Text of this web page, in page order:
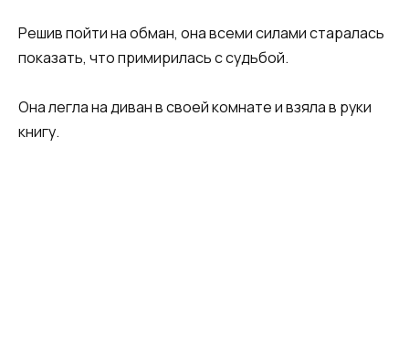
Решив пойти на обман, она всеми силами старалась
показать, что примирилась с судьбой.
Она легла на диван в своей комнате и взяла в руки
книгу.